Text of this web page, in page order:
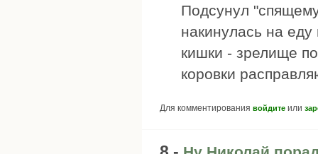
Подсунул
накинулась на
кишки - зрелище
коровки
Для комментирования войдите или